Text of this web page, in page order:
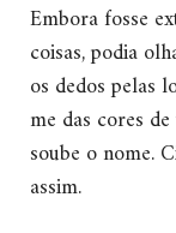
Embora fosse
coisas, podia
os dedos pelas
me das cores
soube o nome.
assim.